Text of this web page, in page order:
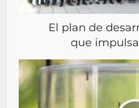
El plan de
que